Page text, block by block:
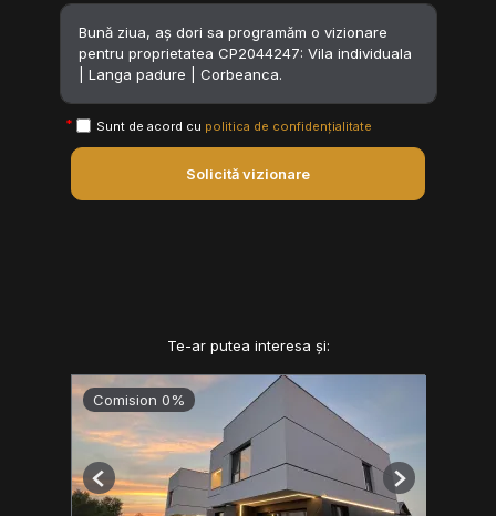
Sunt de acord cu politica de confidențialitate
Solicită vizionare
Te-ar putea interesa și:
Comision 0%
Previous Next